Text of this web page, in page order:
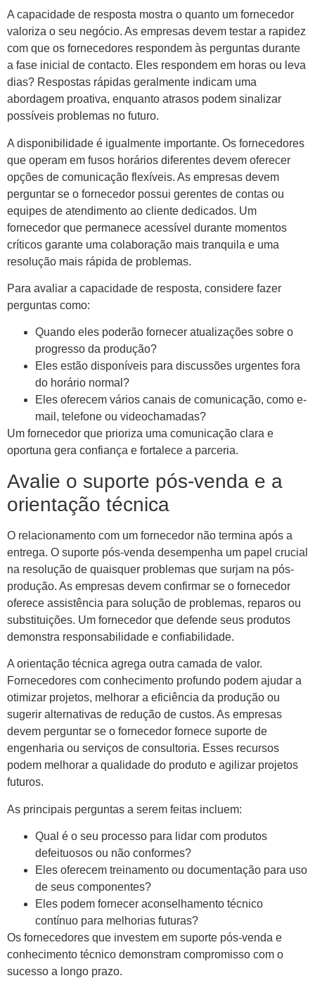
A capacidade de resposta mostra o quanto um fornecedor
valoriza o seu negócio. As empresas devem testar a rapidez
com que os fornecedores respondem às perguntas durante
a fase inicial de contacto. Eles respondem em horas ou leva
dias? Respostas rápidas geralmente indicam uma
abordagem proativa, enquanto atrasos podem sinalizar
possíveis problemas no futuro.
A disponibilidade é igualmente importante. Os fornecedores
que operam em fusos horários diferentes devem oferecer
opções de comunicação flexíveis. As empresas devem
perguntar se o fornecedor possui gerentes de contas ou
equipes de atendimento ao cliente dedicados. Um
fornecedor que permanece acessível durante momentos
críticos garante uma colaboração mais tranquila e uma
resolução mais rápida de problemas.
Para avaliar a capacidade de resposta, considere fazer
perguntas como:
Quando eles poderão fornecer atualizações sobre o
progresso da produção?
Eles estão disponíveis para discussões urgentes fora
do horário normal?
Eles oferecem vários canais de comunicação, como e-
mail, telefone ou videochamadas?
Um fornecedor que prioriza uma comunicação clara e
oportuna gera confiança e fortalece a parceria.
Avalie o suporte pós-venda e a
orientação técnica
O relacionamento com um fornecedor não termina após a
entrega. O suporte pós-venda desempenha um papel crucial
na resolução de quaisquer problemas que surjam na pós-
produção. As empresas devem confirmar se o fornecedor
oferece assistência para solução de problemas, reparos ou
substituições. Um fornecedor que defende seus produtos
demonstra responsabilidade e confiabilidade.
A orientação técnica agrega outra camada de valor.
Fornecedores com conhecimento profundo podem ajudar a
otimizar projetos, melhorar a eficiência da produção ou
sugerir alternativas de redução de custos. As empresas
devem perguntar se o fornecedor fornece suporte de
engenharia ou serviços de consultoria. Esses recursos
podem melhorar a qualidade do produto e agilizar projetos
futuros.
As principais perguntas a serem feitas incluem:
Qual é o seu processo para lidar com produtos
defeituosos ou não conformes?
Eles oferecem treinamento ou documentação para uso
de seus componentes?
Eles podem fornecer aconselhamento técnico
contínuo para melhorias futuras?
Os fornecedores que investem em suporte pós-venda e
conhecimento técnico demonstram compromisso com o
sucesso a longo prazo.